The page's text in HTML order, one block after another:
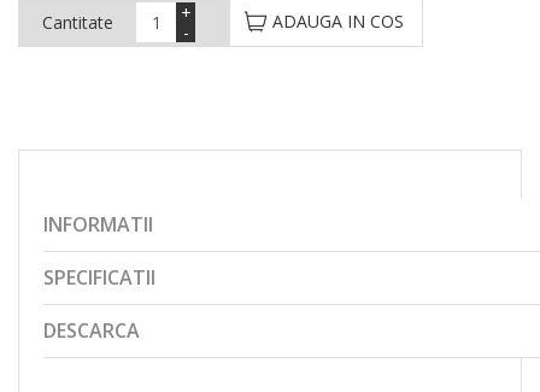
Cantitate -
+ ADAUGA IN COS
INFORMATII
SPECIFICATII
DESCARCA